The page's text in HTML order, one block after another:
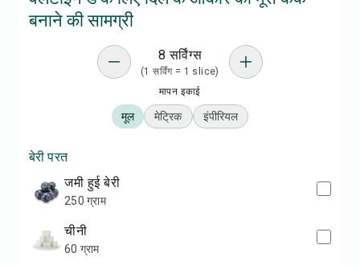
बनाने की सामग्री
8 सर्विंग्स
(1 सर्विंग = 1 slice)
मापन इकाई
मूल मेट्रिक इंपीरियल
बेरी परत
जमी हुई बेरी
250 ग्राम
चीनी
60 ग्राम